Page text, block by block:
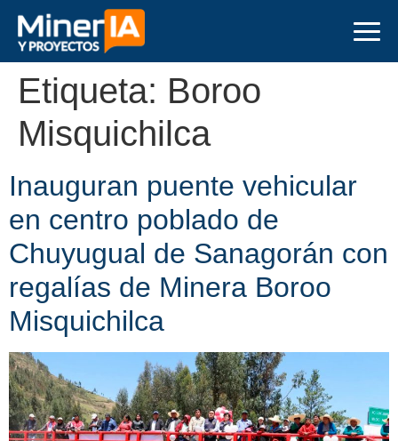
Etiqueta: Boroo
Misquichilca
Inauguran puente vehicular
en centro poblado de
Chuyugual de Sanagorán con
regalías de Minera Boroo
Misquichilca